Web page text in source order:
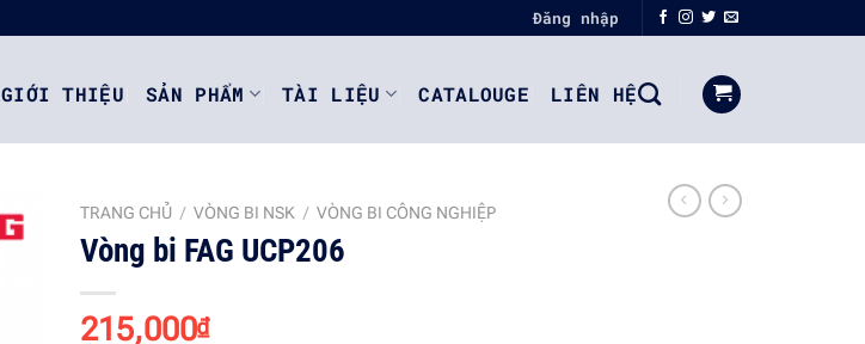
Đăng nhập
GIỚI THIỆU SẢN PHẨM TÀI LIỆU CATALOUGE LIÊN HỆ
TRANG CHỦ / VÒNG BI NSK / VÒNG BI CÔNG NGHIỆP
Vòng bi FAG UCP206
215,000₫